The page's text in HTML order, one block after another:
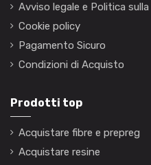
Avviso legale e Politica
Cookie policy
Pagamento Sicuro
Condizioni di Acquisto
Prodotti top
Acquistare fibre e prepreg
Acquistare resine